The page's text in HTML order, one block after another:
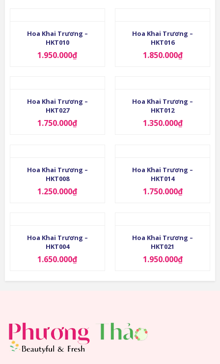
Hoa Khai Trương –
HKT010
1.950.000₫
Hoa Khai Trương –
HKT016
1.850.000₫
Hoa Khai Trương –
HKT027
1.750.000₫
Hoa Khai Trương –
HKT012
1.350.000₫
Hoa Khai Trương –
HKT008
1.250.000₫
Hoa Khai Trương –
HKT014
1.750.000₫
Hoa Khai Trương –
HKT004
1.650.000₫
Hoa Khai Trương –
HKT021
1.950.000₫